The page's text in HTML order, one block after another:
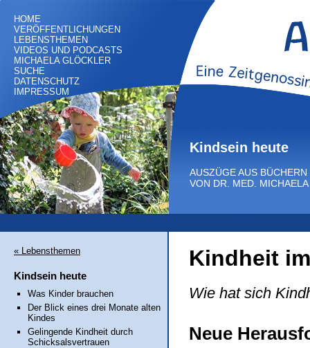
HOME
VERÖFFENTLICHUNGEN
LEBENSTHEMEN
VIDEOS UND PODCASTS
MICHAELA GLÖCKLER
SUCHE
DATENSCHUTZ
IMPRESSUM
Kindsein heute
AUSZÜGE AUS
VON DR. MED.
Kindheit
Wie hat sich
Neue
« Lebensthemen
Kindsein heute
Was Kinder brauchen
Der Blick eines drei Monate alten
Kindes
Gelingende Kindheit durch
Schicksalsvertrauen